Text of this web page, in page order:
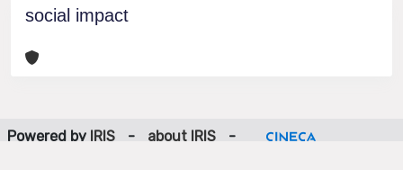
social impact
Powered by IRIS - about IRIS
-